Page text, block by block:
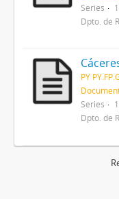
Series
Dpto. de
PY
Series
Dpto. de